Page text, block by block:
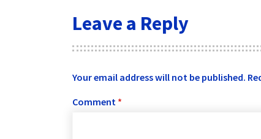
Leave a Reply
Your email address will not be published.
Comment *